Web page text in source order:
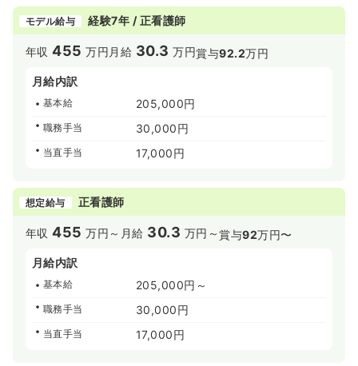
モデル給与 経験7年 / 正看護師
年収455 万円 月給 30.3 万円賞与92.2万円
月給内訳
基本給 205,000円
職務手当 30,000円
当直手当 17,000円
想定給与 正看護師
年収455 万円～ 月給 30.3 万円～賞与92万円〜
月給内訳
基本給 205,000円～
職務手当 30,000円
当直手当 17,000円